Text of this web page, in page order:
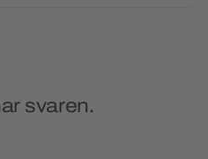
svaren.